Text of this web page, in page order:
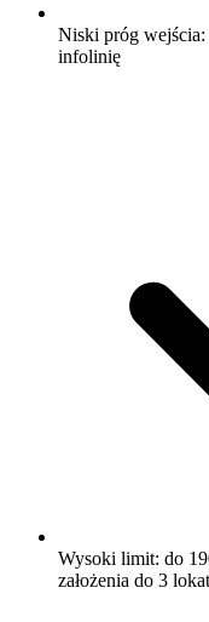
Niski próg
infolinię
Wysoki limit: do
założenia do 3 lokat